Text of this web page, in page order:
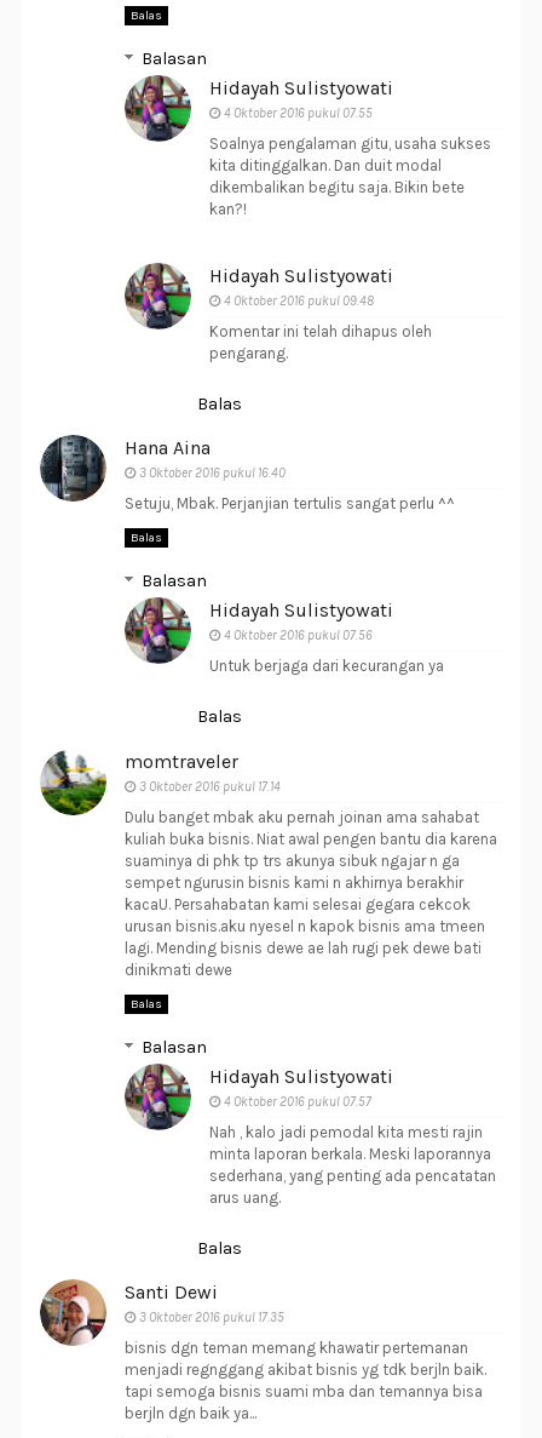
Balas
Balasan
Hidayah Sulistyowati
4 Oktober 2016 pukul 07.55
Soalnya pengalaman gitu, usaha sukses
kita ditinggalkan. Dan duit modal
dikembalikan begitu saja. Bikin bete
kan?!
Hidayah Sulistyowati
4 Oktober 2016 pukul 09.48
Komentar ini telah dihapus oleh
pengarang.
Balas
Hana Aina
3 Oktober 2016 pukul 16.40
Setuju, Mbak. Perjanjian tertulis sangat perlu ^^
Balas
Balasan
Hidayah Sulistyowati
4 Oktober 2016 pukul 07.56
Untuk berjaga dari kecurangan ya
Balas
momtraveler
3 Oktober 2016 pukul 17.14
Dulu banget mbak aku pernah joinan ama sahabat
kuliah buka bisnis. Niat awal pengen bantu dia karena
suaminya di phk tp trs akunya sibuk ngajar n ga
sempet ngurusin bisnis kami n akhirnya berakhir
kacaU. Persahabatan kami selesai gegara cekcok
urusan bisnis.aku nyesel n kapok bisnis ama tmeen
lagi. Mending bisnis dewe ae lah rugi pek dewe bati
dinikmati dewe
Balas
Balasan
Hidayah Sulistyowati
4 Oktober 2016 pukul 07.57
Nah , kalo jadi pemodal kita mesti rajin
minta laporan berkala. Meski laporannya
sederhana, yang penting ada pencatatan
arus uang.
Balas
Santi Dewi
3 Oktober 2016 pukul 17.35
bisnis dgn teman memang khawatir pertemanan
menjadi regnggang akibat bisnis yg tdk berjln baik.
tapi semoga bisnis suami mba dan temannya bisa
berjln dgn baik ya...